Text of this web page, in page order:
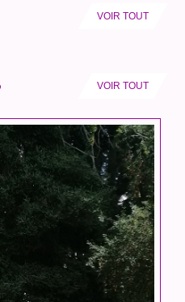
VOIR TOUT
VOIR TOUT